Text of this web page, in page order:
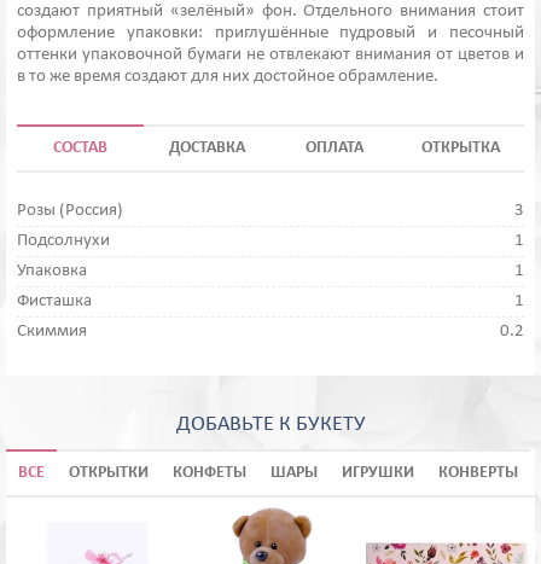
создают приятный «зелёный» фон. Отдельного внимания стоит
оформление упаковки: приглушённые пудровый и песочный
оттенки упаковочной бумаги не отвлекают внимания от цветов и
в то же время создают для них достойное обрамление.
СОСТАВ ДОСТАВКА ОПЛАТА ОТКРЫТКА
Розы (Россия)
3
Подсолнухи
1
Упаковка
1
Фисташка
1
Скиммия
0.2
ДОБАВЬТЕ К БУКЕТУ
ВСЕ ОТКРЫТКИ КОНФЕТЫ ШАРЫ ИГРУШКИ КОНВЕРТЫ